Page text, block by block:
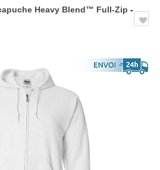
Heavy Blend™ Full-Zip -